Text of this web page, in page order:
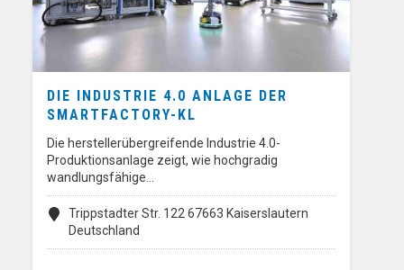
DIE INDUSTRIE 4.0 ANLAGE DER
SMARTFACTORY-KL
Die herstellerübergreifende Industrie 4.0-
Produktionsanlage zeigt, wie hochgradig
wandlungsfähige…
Trippstadter Str. 122 67663 Kaiserslautern
Deutschland